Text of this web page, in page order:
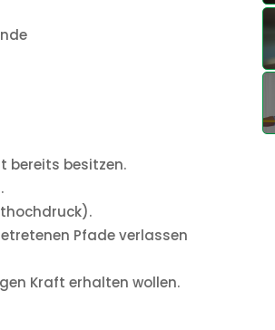
bereits besitzen.
Pfade verlassen
Kraft erhalten wollen.